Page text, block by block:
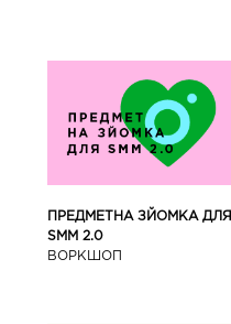
ПРЕДМЕТНА ЗЙОМКА ДЛЯ
SMM 2.0
ВОРКШОП